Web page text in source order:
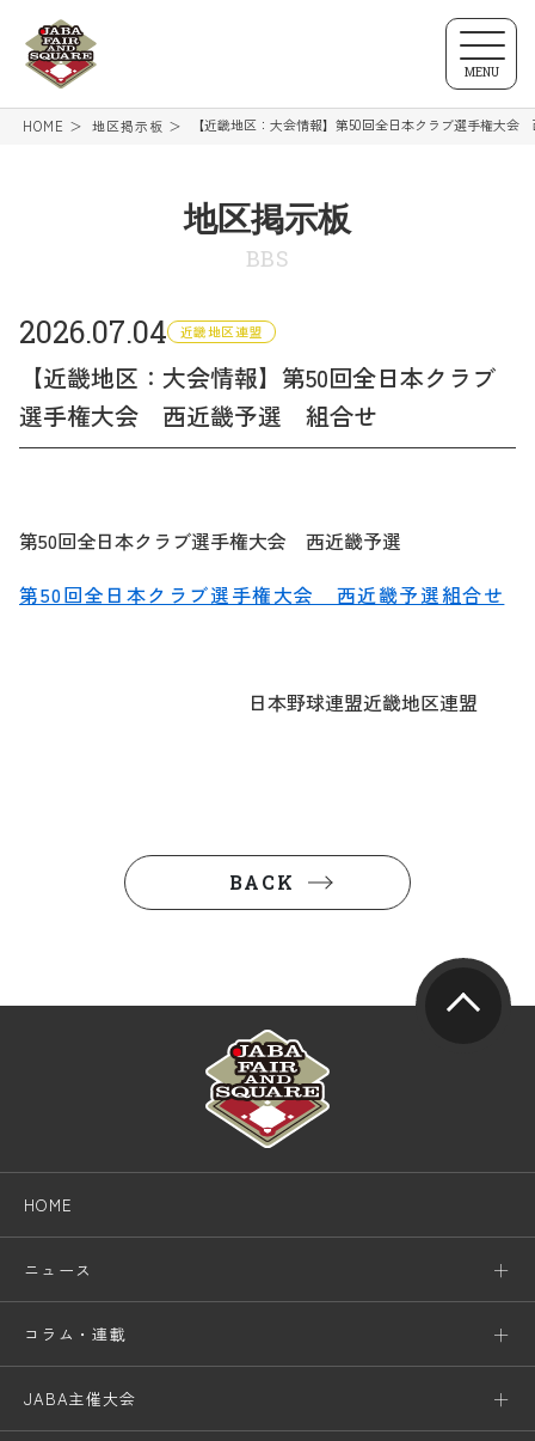
MENU
HOME 地区掲示板 【近畿地区：大会情報】第50回全日本クラブ選手権大
地区掲示板
BBS
2026.07.04 近畿地区連盟
【近畿地区：大会情報】第50回全日本クラブ
選手権大会 西近畿予選 組合せ
第50回全日本クラブ選手権大会 西近畿予選
第50回全日本クラブ選手権大会 西近畿予選組合せ
日本野球連盟近畿地区連盟
BACK
HOME
ニュース
コラム・連載
JABA主催大会